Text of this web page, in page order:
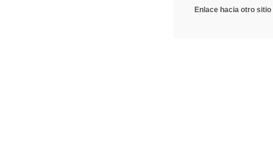
Enlace hacia otro sitio